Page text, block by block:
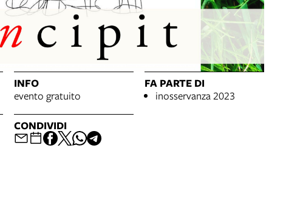
INFO
evento gratuito
FA PARTE DI
inosservanza 2023
CONDIVIDI